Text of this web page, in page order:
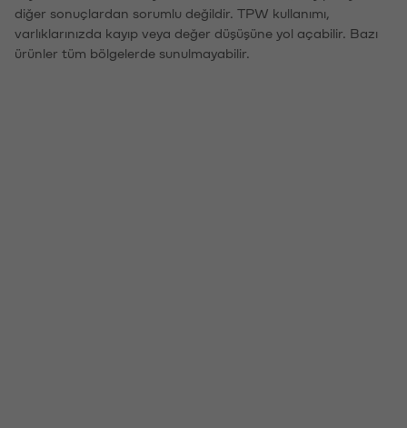
diğer sonuçlardan sorumlu değildir. TPW kullanımı,
varlıklarınızda kayıp veya değer düşüşüne yol açabilir. Bazı
ürünler tüm bölgelerde sunulmayabilir.